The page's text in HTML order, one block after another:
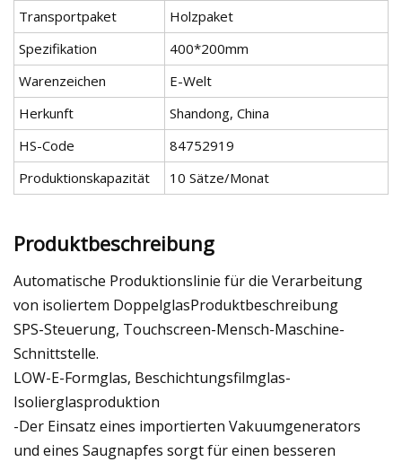
Transportpaket
Holzpaket
Spezifikation
400*200mm
Warenzeichen
E-Welt
Herkunft
Shandong, China
HS-Code
84752919
Produktionskapazität
10 Sätze/Monat
Produktbeschreibung
Automatische Produktionslinie für die Verarbeitung
von isoliertem DoppelglasProduktbeschreibung
SPS-Steuerung, Touchscreen-Mensch-Maschine-
Schnittstelle.
LOW-E-Formglas, Beschichtungsfilmglas-
Isolierglasproduktion
-Der Einsatz eines importierten Vakuumgenerators
und eines Saugnapfes sorgt für einen besseren